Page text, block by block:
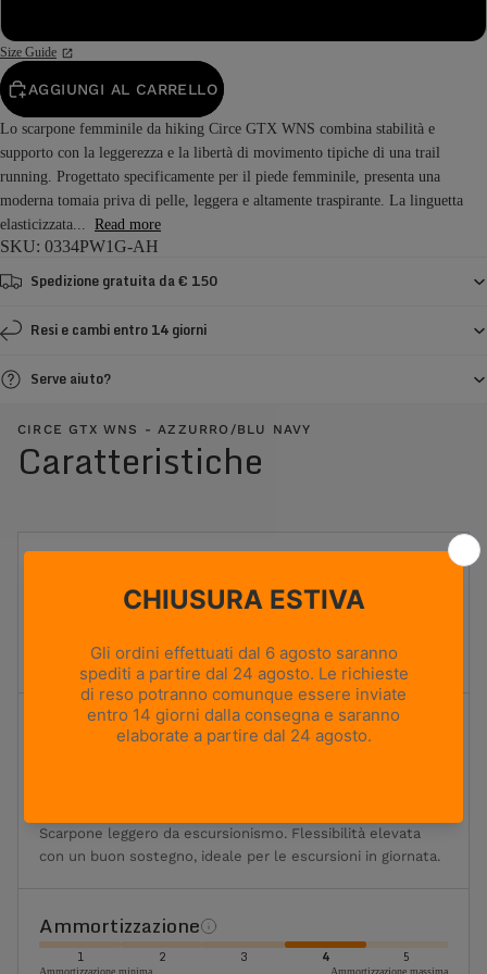
Size Guide
AGGIUNGI AL CARRELLO
Lo scarpone femminile da hiking Circe GTX WNS combina stabilità e
supporto con la leggerezza e la libertà di movimento tipiche di una trail
running. Progettato specificamente per il piede femminile, presenta una
moderna tomaia priva di pelle, leggera e altamente traspirante. La linguetta
elasticizzata... Read more
SKU: 0334PW1G-AH
Spedizione gratuita da € 150
Resi e cambi entro 14 giorni
Serve aiuto?
CIRCE GTX WNS - AZZURRO/BLU NAVY
Caratteristiche
ALTEZZA TOMAIA
Flessibilità
Scarpone leggero da escursionismo. Flessibilità elevata
con un buon sostegno, ideale per le escursioni in giornata.
Ammortizzazione
1 2 3 4 5